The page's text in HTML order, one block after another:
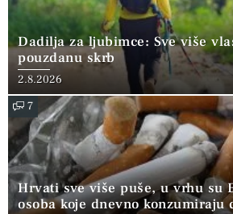
Dadilja za ljubimce: Sve više
pouzdanu skrb
2.8.2026
7
Hrvati sve više puše, u vrhu su
osoba koje dnevno konzumiraju